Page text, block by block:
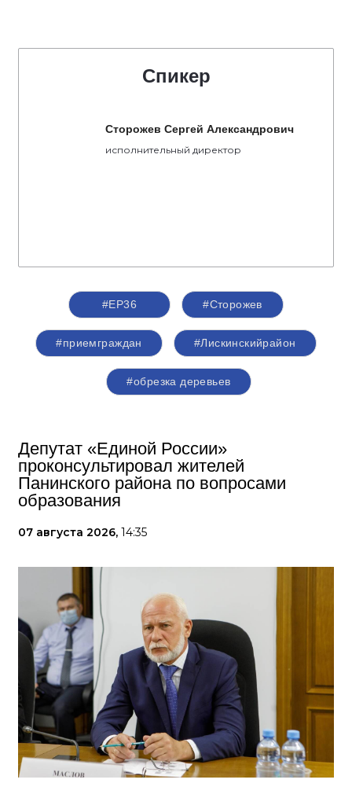
Спикер
Сторожев Сергей Александрович
исполнительный директор
#ЕР36 #Сторожев
#приемграждан #Лискинскийрайон
#обрезка деревьев
Депутат «Единой России»
проконсультировал жителей
Панинского района по вопросами
образования
07 августа 2026, 14:35